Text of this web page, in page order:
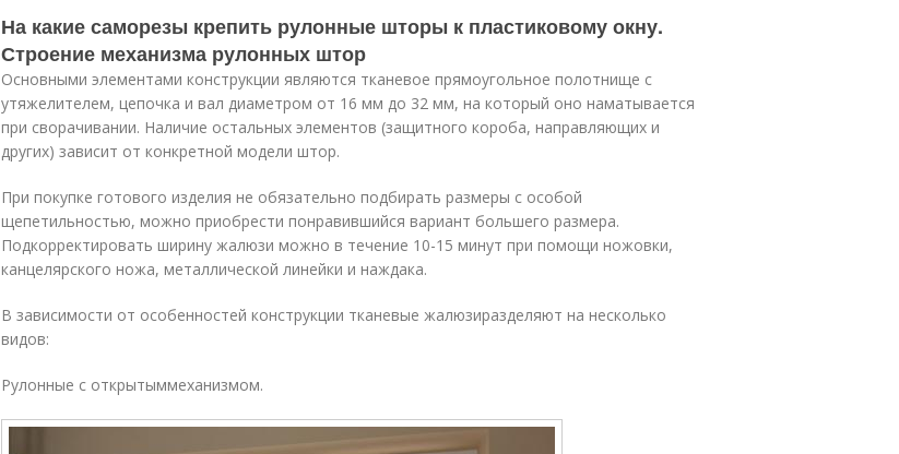
На какие саморезы крепить рулонные шторы к пластиковому окну.
Строение механизма рулонных штор
Основными элементами конструкции являются тканевое прямоугольное полотнище с
утяжелителем, цепочка и вал диаметром от 16 мм до 32 мм, на который оно наматывается
при сворачивании. Наличие остальных элементов (защитного короба, направляющих и
других) зависит от конкретной модели штор.
При покупке готового изделия не обязательно подбирать размеры с особой
щепетильностью, можно приобрести понравившийся вариант большего размера.
Подкорректировать ширину жалюзи можно в течение 10-15 минут при помощи ножовки,
канцелярского ножа, металлической линейки и наждака.
В зависимости от особенностей конструкции тканевые жалюзиразделяют на несколько
видов:
Рулонные с открытыммеханизмом.